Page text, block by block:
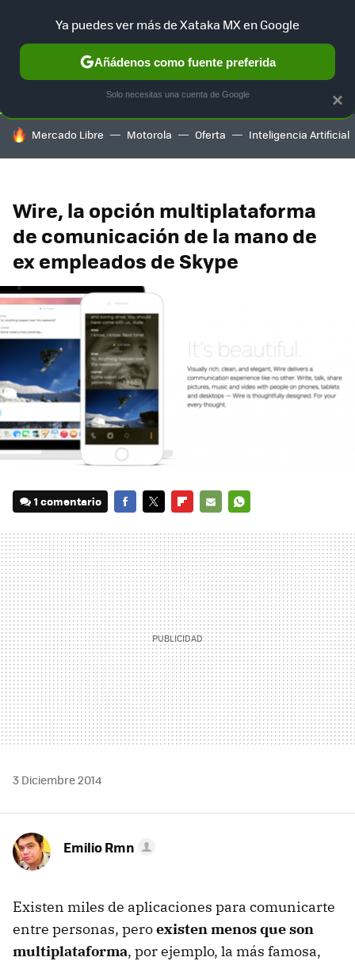
SELECCIÓN GAMING HOME AUTO TERRITORIO
HOY SE HABLA DE
Mercado Libre Motorola Oferta Inteligencia Artificial
Wire, la opción multiplataforma
de comunicación de la mano de
ex empleados de Skype
1 comentario
MAIL
3 Diciembre 2014
Emilio Rmn
Existen miles de aplicaciones para comunicarte
entre personas, peroexisten menos que son
multiplataforma, por ejemplo, la más famosa,
×
Ya puedes ver más de Xataka MX en Google
Añádenos como fuente preferida
Solo necesitas una cuenta de Google